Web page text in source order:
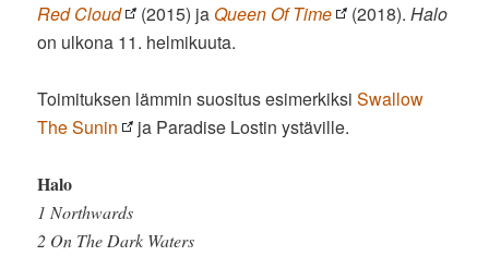
Red Cloud
(2015) ja Queen Of Time (2018).Halo
on ulkona 11. helmikuuta.
Toimituksen lämmin suositus esimerkiksiSwallow
The Sunin
ja Paradise Lostin ystäville.
Halo
1 Northwards
2 On The Dark Waters